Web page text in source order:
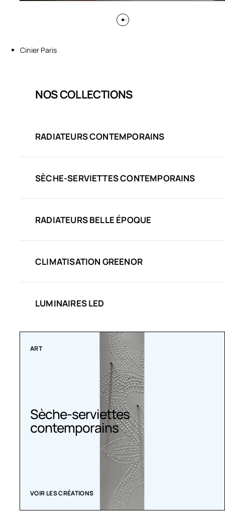
Cinier Paris
NOS COLLECTIONS
RADIATEURS CONTEMPORAINS
SÈCHE-SERVIETTES CONTEMPORAINS
RADIATEURS BELLE ÉPOQUE
CLIMATISATION GREENOR
LUMINAIRES LED
Radiateurs Belle Époque
ACHETEZ MAINTENANT